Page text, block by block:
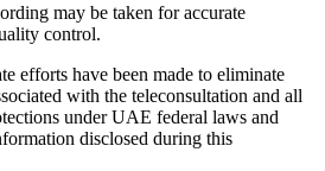
may be taken for accurate
control.
efforts have been made to eliminate
with the teleconsultation and all
under UAE federal laws and
disclosed during this